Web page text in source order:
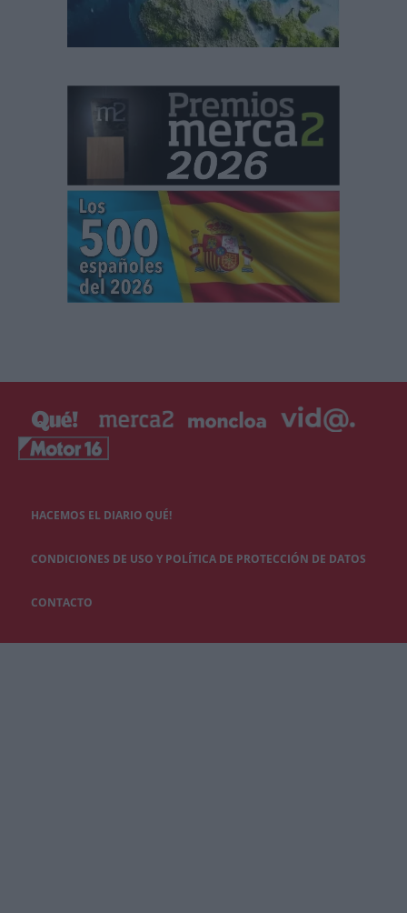
HACEMOS EL DIARIO QUÉ!
CONDICIONES DE USO Y POLÍTICA DE PROTECCIÓN DE DATOS
CONTACTO